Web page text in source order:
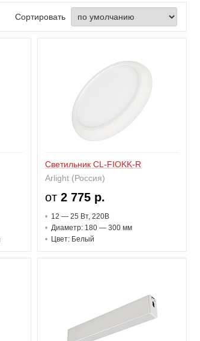
Сортировать
Светильник CL-FIOKK-R
Arlight (Россия)
от 2 775 р.
12 — 25 Вт, 220В
Диаметр: 180 — 300 мм
Цвет: Белый